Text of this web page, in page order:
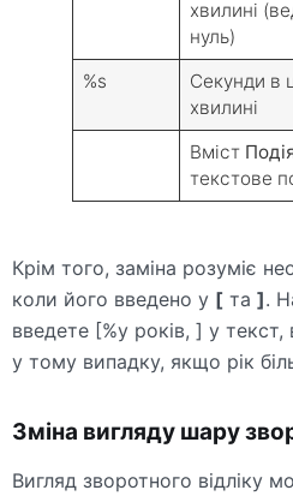
хвилині
нуль)
%s
Секунди в
хвилині
Вміст
текстове
Крім того, заміна розуміє
коли його введено у [ та ].
введете [%y років, ] у
у тому випадку, якщо рік
Зміна вигляду шару
Вигляд зворотного відліку